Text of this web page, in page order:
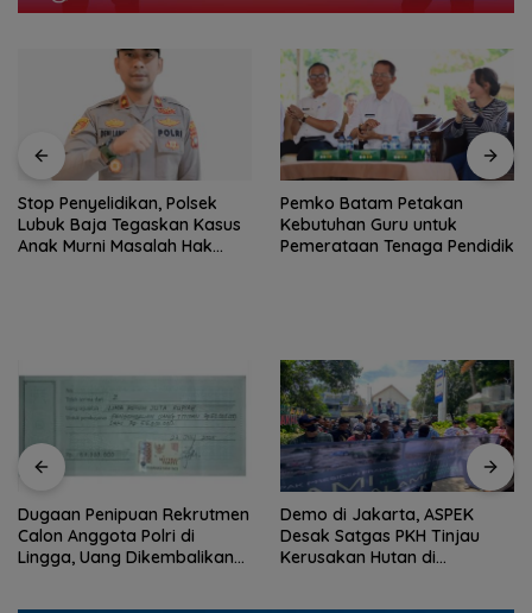
Stop Penyelidikan, Polsek
Lubuk Baja Tegaskan Kasus
Anak Murni Masalah Hak
Pemko Batam Petakan
Kebutuhan Guru untuk
Pemerataan Tenaga Pendidik
Dugaan Penipuan Rekrutmen
Calon Anggota Polri di
Lingga, Uang Dikembalikan
Demo di Jakarta, ASPEK
Desak Satgas PKH Tinjau
Kerusakan Hutan di